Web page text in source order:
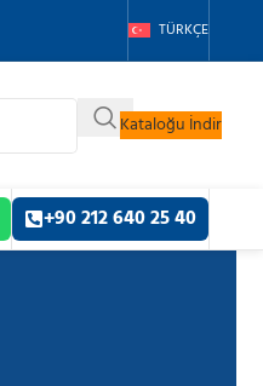
TÜRKÇE
Kataloğu İndir
+90 212 640 25 40